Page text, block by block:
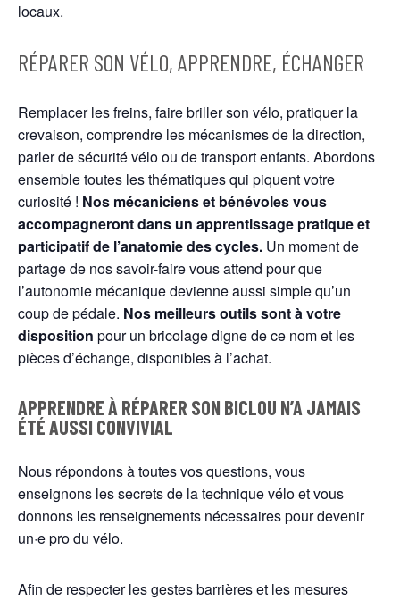
locaux.
RÉPARER SON VÉLO, APPRENDRE, ÉCHANGER
Remplacer les freins, faire briller son vélo, pratiquer la
crevaison, comprendre les mécanismes de la direction,
parler de sécurité vélo ou de transport enfants. Abordons
ensemble toutes les thématiques qui piquent votre
curiosité ! Nos mécaniciens et bénévoles vous
accompagneront dans un apprentissage pratique et
participatif de l’anatomie des cycles. Un moment de
partage de nos savoir-faire vous attend pour que
l’autonomie mécanique devienne aussi simple qu’un
coup de pédale. Nos meilleurs outils sont à votre
disposition pour un bricolage digne de ce nom et les
pièces d’échange, disponibles à l’achat.
APPRENDRE À RÉPARER SON BICLOU N’A JAMAIS
ÉTÉ AUSSI CONVIVIAL
Nous répondons à toutes vos questions, vous
enseignons les secrets de la technique vélo et vous
donnons les renseignements nécessaires pour devenir
un·e pro du vélo.
Afin de respecter les gestes barrières et les mesures